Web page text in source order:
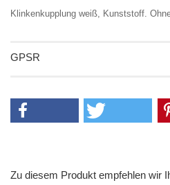
Klinkenkupplung weiß, Kunststoff.
GPSR
Zu diesem Produkt empfehlen wir